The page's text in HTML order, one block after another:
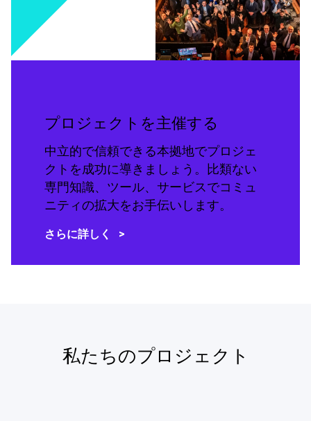
プロジェクトを主催する
中立的で信頼できる本拠地でプロジェ
クトを成功に導きましょう。比類ない
専門知識、ツール、サービスでコミュ
ニティの拡大をお手伝いします。
さらに詳しく
私たちのプロジェクト